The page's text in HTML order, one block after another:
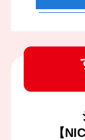
【